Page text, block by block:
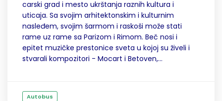
carski grad i mesto ukrštanja raznih kultura i
uticaja. Sa svojim arhitektonskim i kulturnim
nasleđem, svojim šarmom i raskoši može stati
rame uz rame sa Parizom i Rimom. Beč nosi i
epitet muzičke prestonice sveta u kojoj su živeli i
stvarali kompozitori - Mocart i Betoven,...
Autobus